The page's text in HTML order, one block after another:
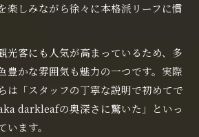
楽しみながら徐々に本格派リーフに慣
光客にも人気が高まっているため、多
豊かな雰囲気も魅力の一つです。実際
は「スタッフの丁寧な説明で初めてで
darkleafの奥深さに驚いた」といっ
ます。